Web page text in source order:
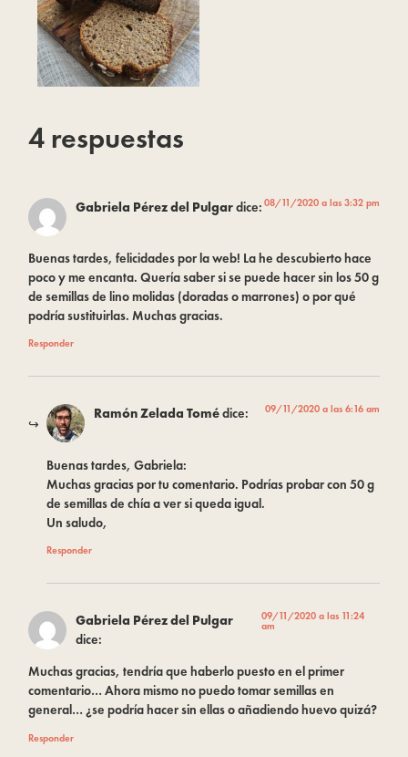
4 respuestas
Gabriela Pérez del Pulgardice: 08/11/2020 a las 3:32 pm
Buenas tardes, felicidades por la web! La he descubierto hace
poco y me encanta. Quería saber si se puede hacer sin los 50 g
de semillas de lino molidas (doradas o marrones) o por qué
podría sustituirlas. Muchas gracias.
Responder
Ramón Zelada Tomédice: 09/11/2020 a las 6:16 am
Buenas tardes, Gabriela:
Muchas gracias por tu comentario. Podrías probar con 50 g
de semillas de chía a ver si queda igual.
Un saludo,
Responder
Gabriela Pérez del Pulgar
dice:
09/11/2020 a las 11:24
am
Muchas gracias, tendría que haberlo puesto en el primer
comentario… Ahora mismo no puedo tomar semillas en
general… ¿se podría hacer sin ellas o añadiendo huevo quizá?
Responder